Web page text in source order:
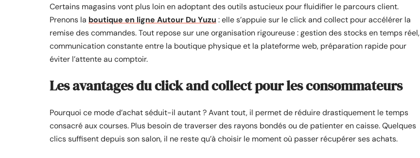
Certains magasins vont plus loin en adoptant des outils astucieux pour fluidifier le parcours client.
Prenons la boutique en ligne Autour Du Yuzu : elle s’appuie sur le click and collect pour accélérer la
remise des commandes. Tout repose sur une organisation rigoureuse : gestion des stocks en temps réel,
communication constante entre la boutique physique et la plateforme web, préparation rapide pour
éviter l’attente au comptoir.
Les avantages du click and collect pour les consommateurs
Pourquoi ce mode d’achat séduit-il autant ? Avant tout, il permet de réduire drastiquement le temps
consacré aux courses. Plus besoin de traverser des rayons bondés ou de patienter en caisse. Quelques
clics suffisent depuis son salon, il ne reste qu’à choisir le moment où passer récupérer ses achats.